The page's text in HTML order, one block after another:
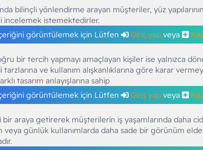
bilinçli yönlendirme arayan müşteriler, yüz
incelemek istemektedirler.
görüntülemek için Lütfen
Giriş yap veya
bir tercih yapmayı amaçlayan kişiler ise yalnızca
ve kullanım alışkanlıklarına göre karar
tasarım anlayışlarına sahip
görüntülemek için Lütfen
Giriş yap veya
araya getirerek müşterilerin iş yaşamlarında daha
veya günlük kullanımlarda daha sade bir görünüm